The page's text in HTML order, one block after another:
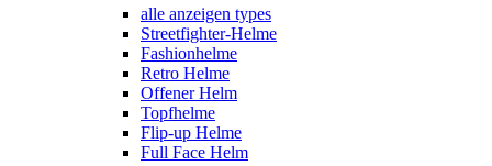
alle anzeigen types
Streetfighter-Helme
Fashionhelme
Retro Helme
Offener Helm
Topfhelme
Flip-up Helme
Full Face Helm